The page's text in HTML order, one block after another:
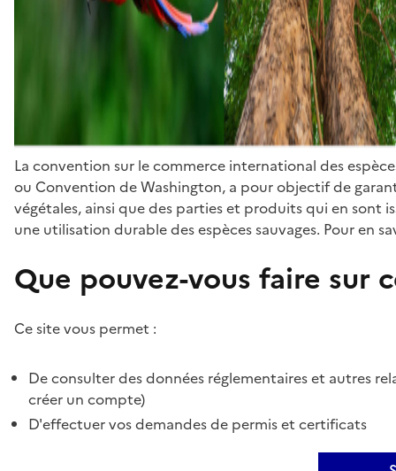
La convention sur le commerce international des
ou Convention de Washington, a pour objectif de
végétales, ainsi que des parties et produits qui en sont
une utilisation durable des espèces sauvages. Pour en
Que pouvez-vous faire sur
Ce site vous permet :
De consulter des données réglementaires et autres
créer un compte)
D'effectuer vos demandes de permis et certificats